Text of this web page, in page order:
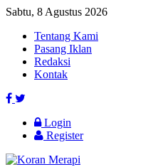
Sabtu, 8 Agustus 2026
Tentang Kami
Pasang Iklan
Redaksi
Kontak
Login
Register